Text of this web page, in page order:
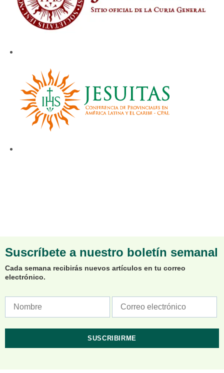
Suscríbete a nuestro boletín semanal
Cada semana recibirás nuevos artículos en tu correo
electrónico.